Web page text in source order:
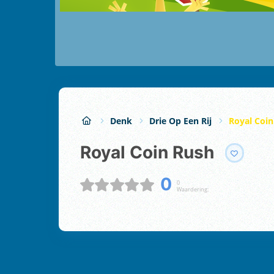
Denk Drie Op Een Rij Royal
Royal Coin Rush
0
0
Waardering: